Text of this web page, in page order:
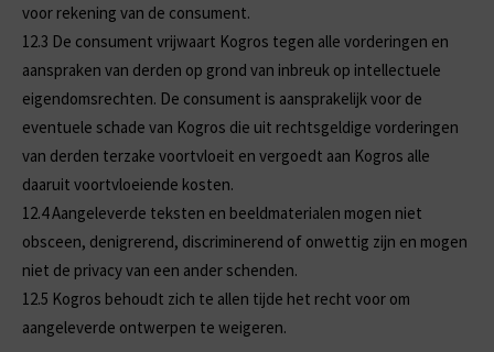
voor rekening van de consument.
12.3 De consument vrijwaart Kogros tegen alle vorderingen en
aanspraken van derden op grond van inbreuk op intellectuele
eigendomsrechten. De consument is aansprakelijk voor de
eventuele schade van Kogros die uit rechtsgeldige vorderingen
van derden terzake voortvloeit en vergoedt aan Kogros alle
daaruit voortvloeiende kosten.
12.4Aangeleverde teksten en beeldmaterialen mogen niet
obsceen, denigrerend, discriminerend of onwettig zijn en mogen
niet de privacy van een ander schenden.
12.5 Kogros behoudt zich te allen tijde het recht voor om
aangeleverde ontwerpen te weigeren.